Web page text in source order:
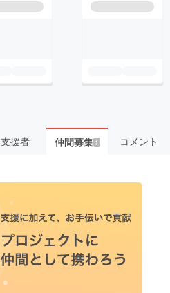
支援者 仲間募集 1 コメント